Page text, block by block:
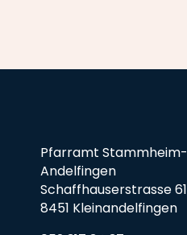
Pfarramt Stammheim-
Andelfingen
Schaffhauserstrasse 61
8451 Kleinandelfingen